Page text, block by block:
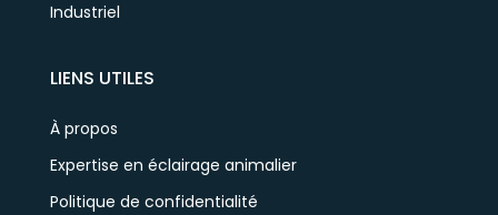
Industriel
LIENS UTILES
À propos
Expertise en éclairage animalier
Politique de confidentialité